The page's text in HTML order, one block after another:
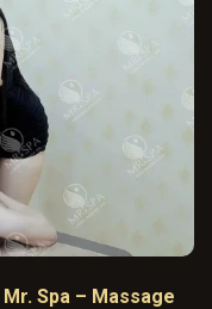
Mr. Spa – Massage